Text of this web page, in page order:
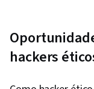
hackers